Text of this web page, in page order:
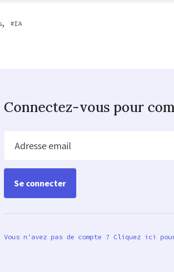
, IA
Connectez-vous pour
Adresse email
Vous n'avez pas de compte ? Cliquez ici